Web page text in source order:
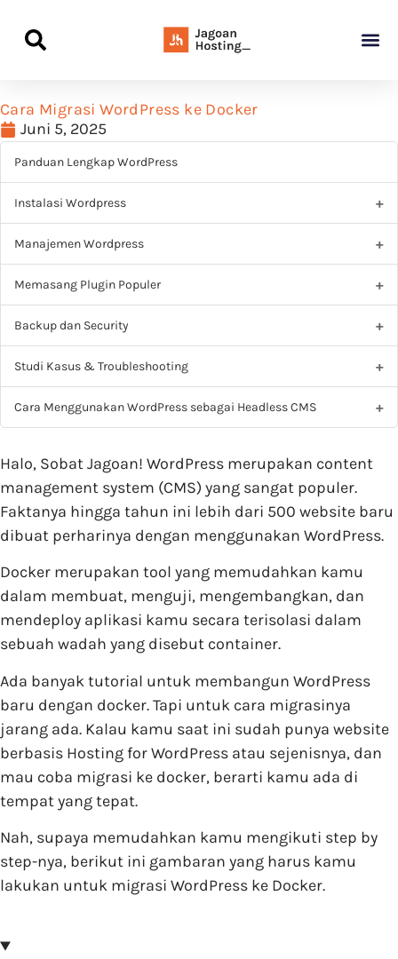
Cara Migrasi WordPress ke Docker
Juni 5, 2025
Panduan Lengkap WordPress
Instalasi Wordpress
Manajemen Wordpress
Memasang Plugin Populer
Backup dan Security
Studi Kasus & Troubleshooting
Cara Menggunakan WordPress sebagai Headless CMS
Halo, Sobat Jagoan! WordPress merupakan content
management system (CMS) yang sangat populer.
Faktanya hingga tahun ini lebih dari 500 website baru
dibuat perharinya dengan menggunakan WordPress.
Docker merupakan tool yang memudahkan kamu
dalam membuat, menguji, mengembangkan, dan
mendeploy aplikasi kamu secara terisolasi dalam
sebuah wadah yang disebut container.
Ada banyak tutorial untuk membangun WordPress
baru dengan docker. Tapi untuk cara migrasinya
jarang ada. Kalau kamu saat ini sudah punya website
berbasis Hosting for WordPress atau sejenisnya, dan
mau coba migrasi ke docker, berarti kamu ada di
tempat yang tepat.
Nah, supaya memudahkan kamu mengikuti step by
step-nya, berikut ini gambaran yang harus kamu
lakukan untuk migrasi WordPress ke Docker.